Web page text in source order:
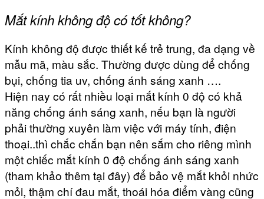
Mắt kính không độ có tốt không?
Kính không độ được thiết kế trẻ trung, đa dạng về
mẫu mã, màu sắc. Thường được dùng để chống
bụi, chống tia uv, chống ánh sáng xanh ….
Hiện nay có rất nhiều loại mắt kính 0 độ có khả
năng chống ánh sáng xanh, nếu bạn là người
phải thường xuyên làm việc với máy tính, điện
thoại..thì chắc chắn bạn nên sắm cho riêng mình
một chiếc mắt kính 0 độ chống ánh sáng xanh
(tham khảo thêm tại đây) để bảo vệ mắt khỏi nhức
mỏi, thậm chí đau mắt, thoái hóa điểm vàng cũng